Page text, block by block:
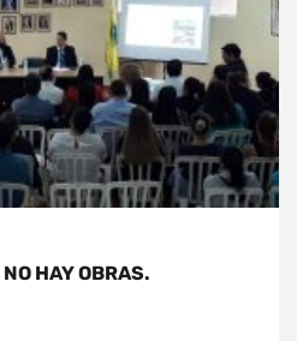
HAY OBRAS.